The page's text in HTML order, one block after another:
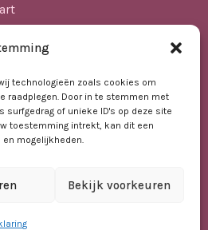
technologieën zoals cookies om
raadplegen. Door in te stemmen met
surfgedrag of unieke ID's op deze site
toestemming intrekt, kan dit een
mogelijkheden.
Bekijk voorkeuren